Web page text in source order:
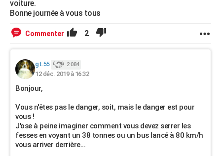
voiture.
Bonne journée à vous tous
Commenter 2
gt.55 2 084
12 déc. 2019 à 16:32
Bonjour,
Vous n'êtes pas le danger, soit, mais le danger est pour
vous !
J'ose à peine imaginer comment vous devez serrer les
fesses en voyant un 38 tonnes ou un bus lancé à 80 km/h
vous arriver derrière...